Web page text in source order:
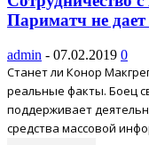
Париматч не
admin - 07.02.2019 0
Станет ли Конор
реальные факты. Боец
поддерживает
средства массовой